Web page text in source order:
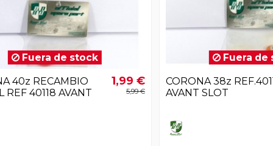
Fuera de stock
40z RECAMBIO
REF 40118 AVANT
1,99 €
5,99 €
Fuera de
CORONA 38z
AVANT SLOT